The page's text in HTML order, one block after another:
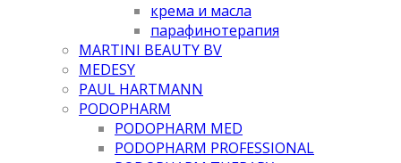
крема и масла
парафинотерапия
MARTINI BEAUTY BV
MEDESY
PAUL HARTMANN
PODOPHARM
PODOPHARM MED
PODOPHARM PROFESSIONAL